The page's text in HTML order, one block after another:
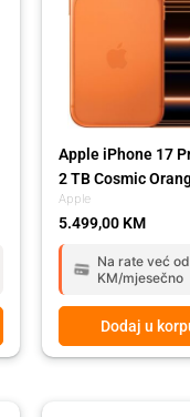
Apple
Apple iPhone 17
2 TB Cosmic
5.499,00 KM
Na rate već
KM/mjesečno
Dodaj u